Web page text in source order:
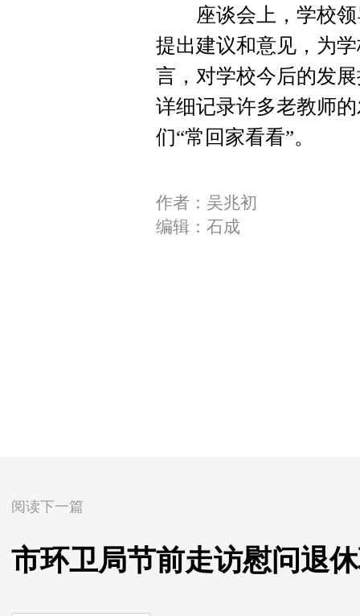
座谈会上，学校领
提出建议和意见，为
言，对学校今后的发
详细记录许多老教师
们“常回家看看”。
作者：吴兆初
编辑：石成
阅读下一篇
市环卫局节前走访慰问退